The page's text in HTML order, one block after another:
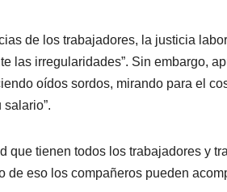
de los trabajadores, la justicia
las irregularidades”. Sin embargo,
oídos sordos, mirando para el
que tienen todos los trabajadores y
de eso los compañeros pueden